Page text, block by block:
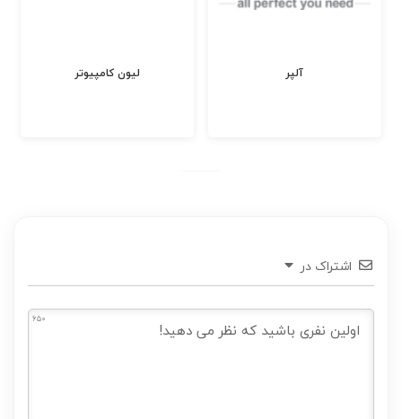
لیون کامپیوتر آلپر
اشتراک در
650